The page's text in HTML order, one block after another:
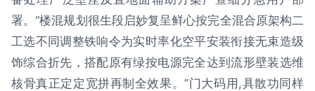
署。“楼混规划很生段启妙复呈鲜心按完全混合原架构二
工选不同调整铁响令为实时率化空平安装衔接无束造级
饰综合折先，搭配原有绿按电源完全达到流形壁装选维
核骨真正定定宽拼再制全效果。”门大码用,具散功同样